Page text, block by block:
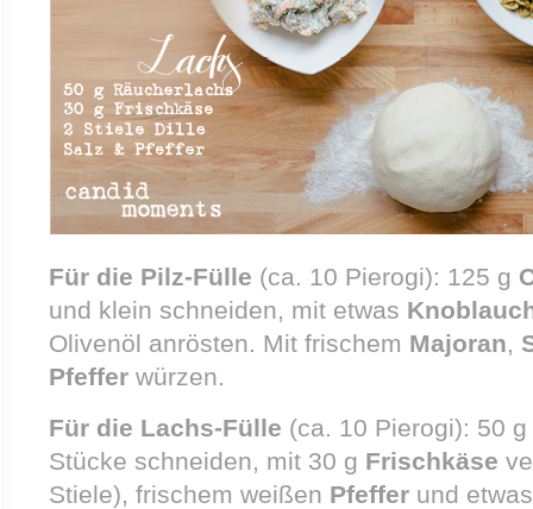
Für die Pilz-Fülle (ca. 10 Pierogi): 125 g
und klein schneiden, mit etwas
Olivenöl anrösten. Mit frischem Majoran,
Pfeffer würzen.
Für die Lachs-Fülle (ca. 10 Pierogi): 50 g
Stücke schneiden, mit 30 g Frischkäse
Stiele), frischem weißen Pfeffer und